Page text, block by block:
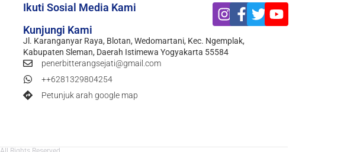
Ikuti Sosial Media Kami
Kunjungi Kami
Jl. Karanganyar Raya, Blotan, Wedomartani, Kec. Ngemplak,
Kabupaten Sleman, Daerah Istimewa Yogyakarta 55584
penerbitterangsejati@gmail.com
++6281329804254
Petunjuk arah google map